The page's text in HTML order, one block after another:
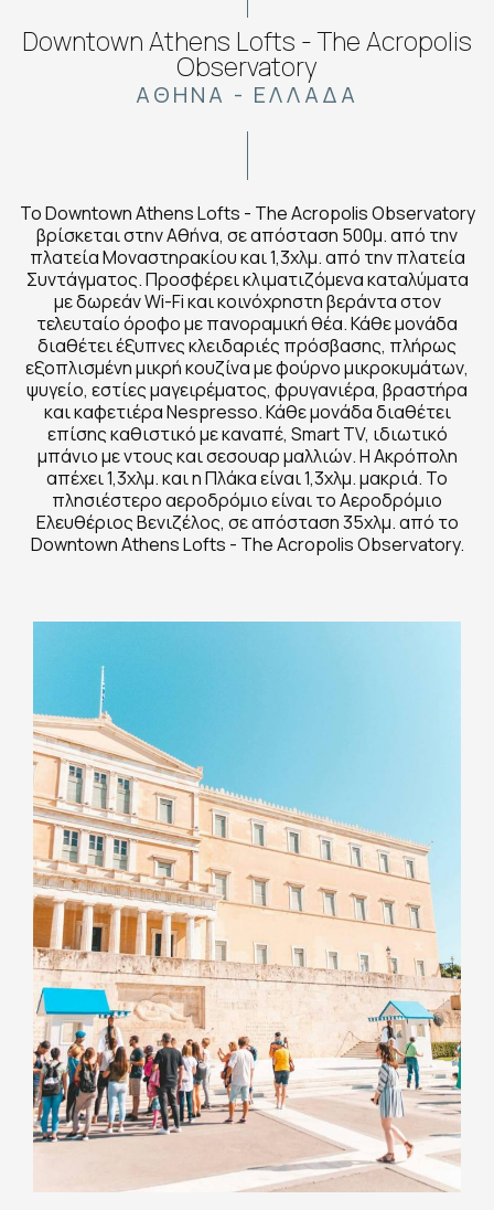
Downtown Athens Lofts - The Acropolis
Observatory
ΑΘΉΝΑ - ΕΛΛΆΔΑ
Το Downtown Athens Lofts - The Acropolis Observatory
βρίσκεται στην Αθήνα, σε απόσταση 500μ. από την
πλατεία Μοναστηρακίου και 1,3χλμ. από την πλατεία
Συντάγματος. Προσφέρει κλιματιζόμενα καταλύματα
με δωρεάν Wi-Fi και κοινόχρηστη βεράντα στον
τελευταίο όροφο με πανοραμική θέα. Κάθε μονάδα
διαθέτει έξυπνες κλειδαριές πρόσβασης, πλήρως
εξοπλισμένη μικρή κουζίνα με φούρνο μικροκυμάτων,
ψυγείο, εστίες μαγειρέματος, φρυγανιέρα, βραστήρα
και καφετιέρα Nespresso. Κάθε μονάδα διαθέτει
επίσης καθιστικό με καναπέ, Smart TV, ιδιωτικό
μπάνιο με ντους και σεσουαρ μαλλιών. Η Ακρόπολη
απέχει 1,3χλμ. και η Πλάκα είναι 1,3χλμ. μακριά. Το
πλησιέστερο αεροδρόμιο είναι το Αεροδρόμιο
Ελευθέριος Βενιζέλος, σε απόσταση 35χλμ. από το
Downtown Athens Lofts - The Acropolis Observatory.